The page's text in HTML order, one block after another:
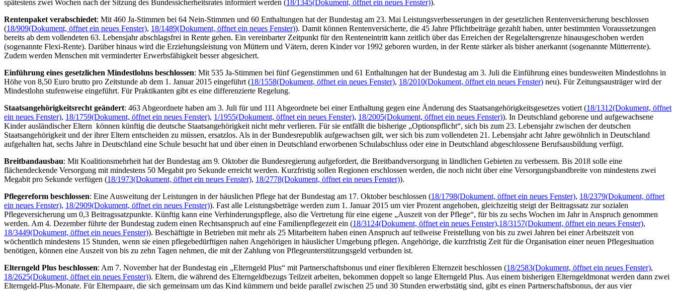
spätestens zwei Wochen nach der Sitzung des Bundessicherheitsrates informiert werden (18/1345(Dokument, öffnet ein neues Fenster)).
Rentenpaket verabschiedet: Mit 460 Ja-Stimmen bei 64 Nein-Stimmen und 60 Enthaltungen hat der Bundestag am 23. Mai Leistungsverbesserungen in der gesetzlichen Rentenversicherung beschlossen
(18/909(Dokument, öffnet ein neues Fenster), 18/1489(Dokument, öffnet ein neues Fenster)). Damit können Rentenversicherte, die 45 Jahre Pflichtbeiträge gezahlt haben, unter bestimmten Voraussetzungen
bereits ab dem vollendeten 63. Lebensjahr abschlagsfrei in Rente gehen. Ein vereinbarter Zeitpunkt für den Renteneintritt kann zeitlich über das Erreichen der Regelaltersgrenze hinausgeschoben werden
(sogenannte Flexi-Rente). Darüber hinaus wird die Erziehungsleistung von Müttern und Vätern, deren Kinder vor 1992 geboren wurden, in der Rente stärker als bisher anerkannt (sogenannte Mütterrente).
Zudem werden Menschen mit verminderter Erwerbsfähigkeit besser abgesichert.
Einführung eines gesetzlichen Mindestlohns beschlossen: Mit 535 Ja-Stimmen bei fünf Gegenstimmen und 61 Enthaltungen hat der Bundestag am 3. Juli die Einführung eines bundesweiten Mindestlohns in
Höhe von 8,50 Euro brutto pro Zeitstunde ab dem 1. Januar 2015 eingeführt (18/1558(Dokument, öffnet ein neues Fenster), 18/2010(Dokument, öffnet ein neues Fenster) neu). Für Zeitungsausträger wird der
Mindestlohn stufenweise eingeführt. Für Praktikanten gibt es eine differenzierte Regelung.
Staatsangehörigkeitsrecht geändert: 463 Abgeordnete haben am 3. Juli für und 111 Abgeordnete bei einer Enthaltung gegen eine Änderung des Staatsangehörigkeitsgesetzes votiert (18/1312(Dokument, öffnet
ein neues Fenster), 18/1759(Dokument, öffnet ein neues Fenster), 1/1955(Dokument, öffnet ein neues Fenster), 18/2005(Dokument, öffnet ein neues Fenster)). In Deutschland geborene und aufgewachsene
Kinder ausländischer Eltern können künftig die deutsche Staatsangehörigkeit nicht mehr verlieren. Für sie entfällt die bisherige „Optionspflicht“, sich bis zum 23. Lebensjahr zwischen der deutschen
Staatsangehörigkeit und der ihrer Eltern entscheiden zu müssen, ersatzlos. Als in der Bundesrepublik aufgewachsen gilt, wer sich bis zum vollendeten 21. Lebensjahr acht Jahre gewöhnlich in Deutschland
aufgehalten hat, sechs Jahre in Deutschland eine Schule besucht hat und über einen in Deutschland erworbenen Schulabschluss oder eine in Deutschland abgeschlossene Berufsausbildung verfügt.
Breitbandausbau: Mit Koalitionsmehrheit hat der Bundestag am 9. Oktober die Bundesregierung aufgefordert, die Breitbandversorgung in ländlichen Gebieten zu verbessern. Bis 2018 solle eine
flächendeckende Versorgung mit mindestens 50 Megabit pro Sekunde erreicht werden. Kurzfristig sollen Regionen erschlossen werden, die noch nicht über eine Versorgungsbandbreite von mindestens zwei
Megabit pro Sekunde verfügen (18/1973(Dokument, öffnet ein neues Fenster), 18/2778(Dokument, öffnet ein neues Fenster)).
Pflegereform beschlossen: Eine Ausweitung der Leistungen in der häuslichen Pflege hat der Bundestag am 17. Oktober beschlossen (18/1798(Dokument, öffnet ein neues Fenster), 18/2379(Dokument, öffnet
ein neues Fenster), 18/2909(Dokument, öffnet ein neues Fenster)). Fast alle Leistungsbeträge werden zum 1. Januar 2015 um vier Prozent angehoben, gleichzeitig steigt der Beitragssatz zur sozialen
Pflegeversicherung um 0,3 Beitragssatzpunkte. Künftig kann eine Verhinderungspflege, also die Vertretung für eine eigene „Auszeit von der Pflege“, für bis zu sechs Wochen im Jahr in Anspruch genommen
werden. Am 4. Dezember führte der Bundestag zudem einen Rechtsanspruch auf eine Familienpflegezeit ein (18/3124(Dokument, öffnet ein neues Fenster),18/3157(Dokument, öffnet ein neues Fenster),
18/3449(Dokument, öffnet ein neues Fenster)). Beschäftigte in Betrieben mit mehr als 25 Mitarbeitern haben einen Anspruch auf teilweise Freistellung von bis zu zwei Jahren bei einer Arbeitszeit von
wöchentlich mindestens 15 Stunden, wenn sie einen pflegebedürftigen nahen Angehörigen in häuslicher Umgebung pflegen. Angehörige, die kurzfristig Zeit für die Organisation einer neuen Pflegesituation
benötigen, können eine Auszeit von bis zu zehn Tagen nehmen, die mit der Zahlung von Pflegeunterstützungsgeld verbunden ist.
Elterngeld Plus beschlossen: Am 7. November hat der Bundestag ein „Elterngeld Plus“ mit Partnerschaftsbonus und einer flexibleren Elternzeit beschlossen (18/2583(Dokument, öffnet ein neues Fenster),
18/2625(Dokument, öffnet ein neues Fenster)). Eltern, die während des Elterngeldbezugs Teilzeit arbeiten, bekommen doppelt so lange Elterngeld Plus. Aus einem bisherigen Elterngeldmonat werden dann zwei
Elterngeld-Plus-Monate. Für Elternpaare, die sich gemeinsam um das Kind kümmern und beide parallel zwischen 25 und 30 Stunden erwerbstätig sind, gibt es einen Partnerschaftsbonus, der aus vier